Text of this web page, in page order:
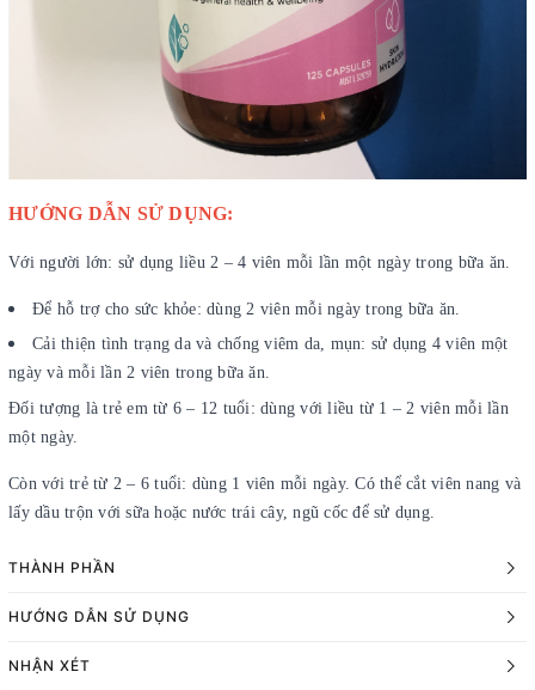
HƯỚNG DẪN SỬ DỤNG:
Với người lớn: sử dụng liều 2 – 4 viên mỗi lần một ngày trong bữa ăn.
Để hỗ trợ cho sức khỏe: dùng 2 viên mỗi ngày trong bữa ăn.
Cải thiện tình trạng da và chống viêm da, mụn: sử dụng 4 viên một
ngày và mỗi lần 2 viên trong bữa ăn.
Đối tượng là trẻ em từ 6 – 12 tuổi: dùng với liều từ 1 – 2 viên mỗi lần
một ngày.
Còn với trẻ từ 2 – 6 tuổi: dùng 1 viên mỗi ngày. Có thể cắt viên nang và
lấy dầu trộn với sữa hoặc nước trái cây, ngũ cốc để sử dụng.
THÀNH PHẦN
HƯỚNG DẪN SỬ DỤNG
NHẬN XÉT